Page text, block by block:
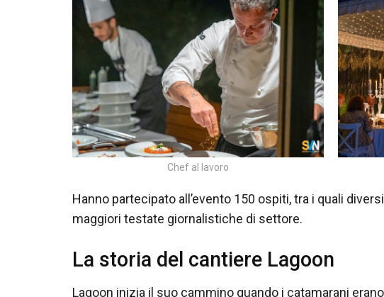
Chef al lavoro
Hanno partecipato all’evento 150 ospiti, tra i quali
maggiori testate giornalistiche di settore.
La storia del cantiere Lagoon
Lagoon inizia il suo cammino quando i catamarani